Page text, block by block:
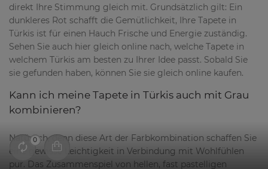
direkt Ihre Stimmung gleich mit. Grundsätzlich gilt: Ein
dunkleres Rot schafft die Gemütlichkeit, Ihre Tapete in
Türkis ist für einen Hauch Frische und Energie zuständig.
Sehen Sie auch hier gleich online nach, welche Tapete in
welchem Türkis am besten zu Ihrer Idee passt. Sobald Sie
sie gefunden haben, können Sie sie gleich online kaufen.
Kann ich meine Tapete in Türkis auch mit Grau
kombinieren?
Natürlich, denn diese Art der Farbkombination schaffen Sie
eine gewisse Leichtigkeit in Verbindung mit Wohlfühlen
pur. Das Zusammenspiel von hellen, fast pastelligen
0